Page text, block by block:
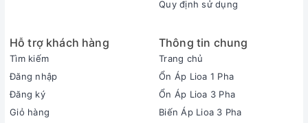
Quy định sử dụng
Hỗ trợ khách hàng
Tìm kiếm
Đăng nhập
Đăng ký
Giỏ hàng
Thông tin chung
Trang chủ
Ổn Áp Lioa 1 Pha
Ổn Áp Lioa 3 Pha
Biến Áp Lioa 3 Pha